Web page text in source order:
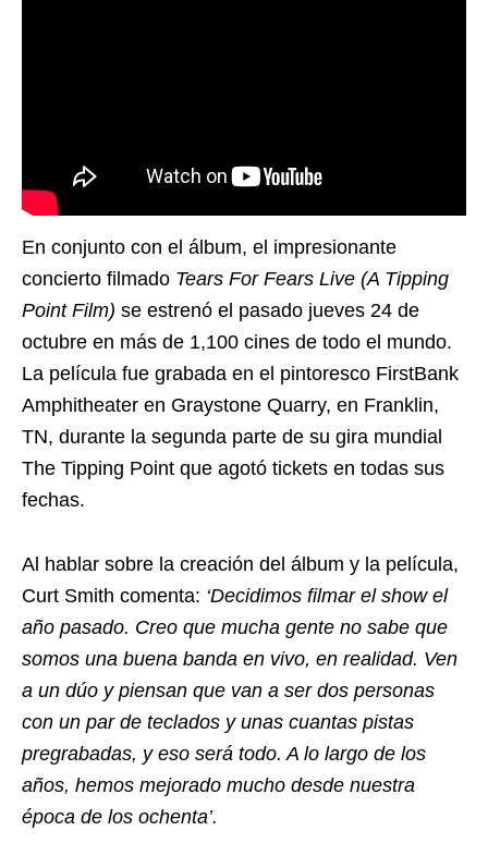
En conjunto con el álbum, el impresionante
concierto filmado Tears For Fears Live (A Tipping
Point Film) se estrenó el pasado jueves 24 de
octubre en más de 1,100 cines de todo el mundo.
La película fue grabada en el pintoresco FirstBank
Amphitheater en Graystone Quarry, en Franklin,
TN, durante la segunda parte de su gira mundial
The Tipping Point que agotó tickets en todas sus
fechas.
Al hablar sobre la creación del álbum y la película,
Curt Smith comenta: ‘Decidimos filmar el show el
año pasado. Creo que mucha gente no sabe que
somos una buena banda en vivo, en realidad. Ven
a un dúo y piensan que van a ser dos personas
con un par de teclados y unas cuantas pistas
pregrabadas, y eso será todo. A lo largo de los
años, hemos mejorado mucho desde nuestra
época de los ochenta’.